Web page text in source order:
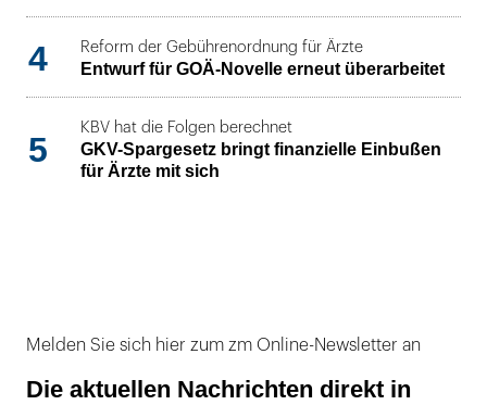
4 Reform der Gebührenordnung für Ärzte
Entwurf für GOÄ-Novelle erneut überarbeitet
5
KBV hat die Folgen berechnet
GKV-Spargesetz bringt finanzielle Einbußen
für Ärzte mit sich
Melden Sie sich hier zum zm Online-Newsletter an
Die aktuellen Nachrichten direkt in